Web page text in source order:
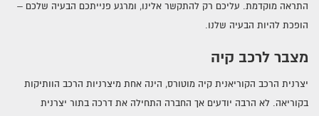
חיפוש מצבר לפי אזור
מצברים במרכז
התראה מוקדמת. עליכם רק להתקשר אלינו, ומרגע פנייתכם הבעיה שלכם –
הופכת להיות הבעיה שלנו.
מצבר לרכב קיה
יצרנית הרכב הקוריאנית קיה מוטורס, הינה אחת מיצרניות הרכב הוותיקות
בקוריאה. לא הרבה יודעים אך החברה התחילה את דרכה בתור יצרנית